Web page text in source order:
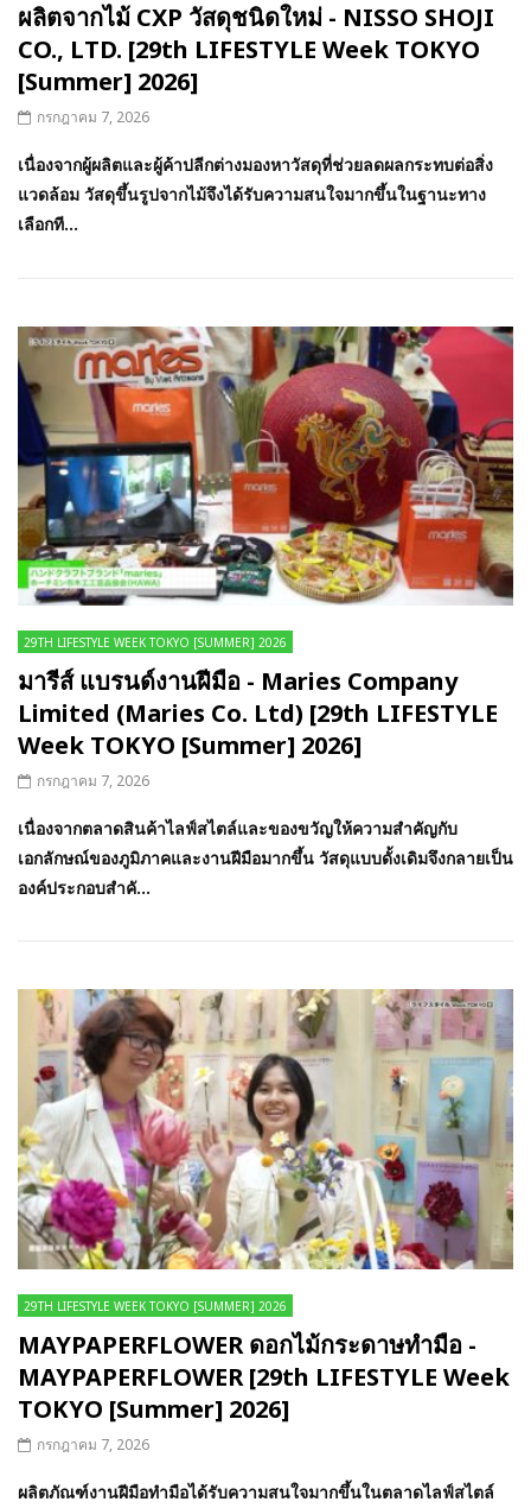
ผลิตจากไม้ CXP วัสดุชนิดใหม่ - NISSO SHOJI
CO., LTD. [29th LIFESTYLE Week TOKYO
[Summer] 2026]
กรกฎาคม 7, 2026
เนื่องจากผู้ผลิตและผู้ค้าปลีกต่างมองหาวัสดุที่ช่วยลดผลกระทบต่อสิ่ง
แวดล้อม วัสดุขึ้นรูปจากไม้จึงได้รับความสนใจมากขึ้นในฐานะทาง
เลือกที...
29TH LIFESTYLE WEEK TOKYO [SUMMER] 2026
มารีส์ แบรนด์งานฝีมือ - Maries Company
Limited (Maries Co. Ltd) [29th LIFESTYLE
Week TOKYO [Summer] 2026]
กรกฎาคม 7, 2026
เนื่องจากตลาดสินค้าไลฟ์สไตล์และของขวัญให้ความสำคัญกับ
เอกลักษณ์ของภูมิภาคและงานฝีมือมากขึ้น วัสดุแบบดั้งเดิมจึงกลายเป็น
องค์ประกอบสำคั...
29TH LIFESTYLE WEEK TOKYO [SUMMER] 2026
MAYPAPERFLOWER ดอกไม้กระดาษทำมือ -
MAYPAPERFLOWER [29th LIFESTYLE Week
TOKYO [Summer] 2026]
กรกฎาคม 7, 2026
ผลิตภัณฑ์งานฝีมือทำมือได้รับความสนใจมากขึ้นในตลาดไลฟ์สไตล์